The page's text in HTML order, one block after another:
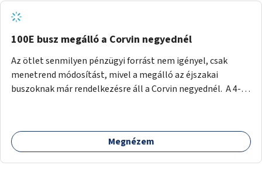
tud állni a megállóba. A környéken a tömegközlekedés
csúcsidőben már most is fullos, a Bosnyák téri beruházások
befejeztével hatványozódni fog az utazási igény.
100E busz megálló a Corvin negyednél
Az ötlet senmilyen pénzügyi forrást nem igényel, csak
menetrend módosítást, mivel a megálló az éjszakai
buszoknak már rendelkezésre áll a Corvin negyednél. A 4-es
ha a 100E reptéri busz a Corvin negyed metrómegállónál is
megállna - főleg éjjel, amikor a metró nem jár, és a 200E
Megnézem